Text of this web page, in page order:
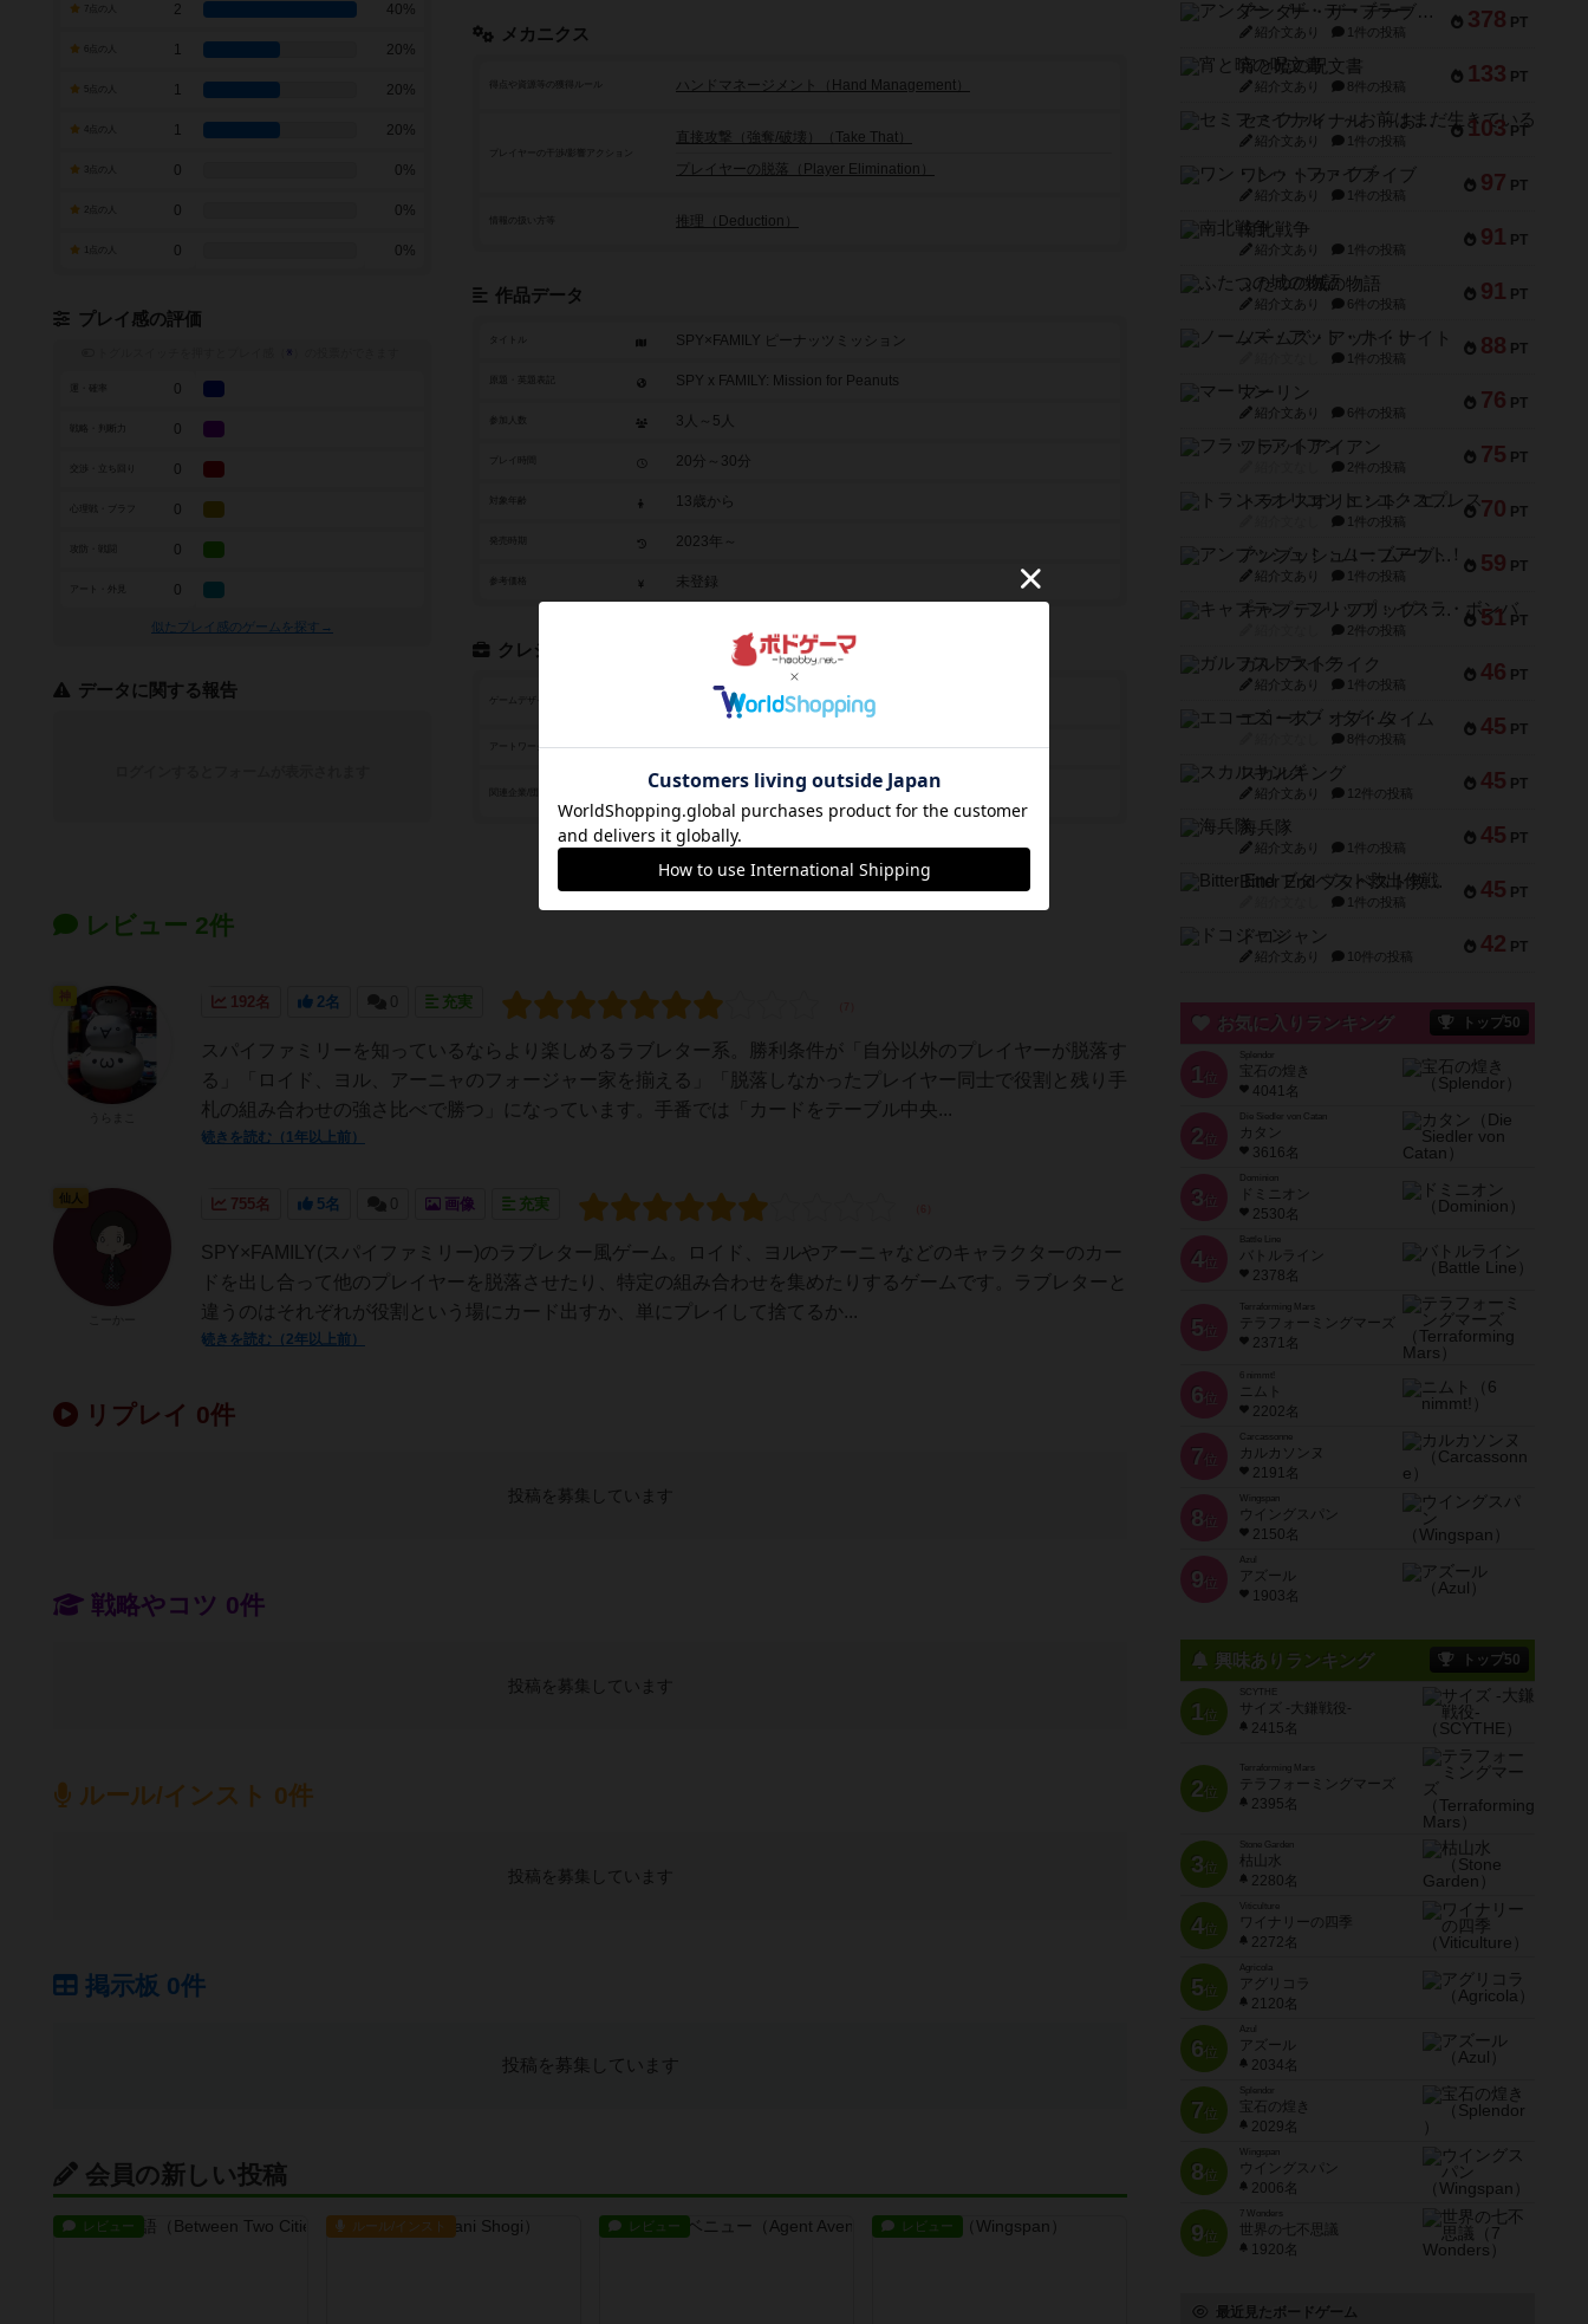
メカニクス
ハンドマネージメント（Hand Management）
プレイヤーの干渉/影響アクション
直接攻撃（強奪/破壊）（Take That）
プレイヤーの脱落（Player Elimination）
推理（Deduction）
作品データ
タイトル SPY×FAMILY ピーナッツミッション
SPY x FAMILY: Mission for Peanuts
参加人数 3人～5人
20分～30分
13歳から
2023年～
参考価格 未登録
クレジット
ゲームデザイン アンソニー・ソープ（Anthony Thorp）
アートワーク 未登録
ケス・コーポレーション（Kess Co.）
7点の人 2 40%
1 20%
1 20%
1 20%
0 0%
0 0%
0 0%
プレイ感の評価
※
0
戦略・判断力 0
0
0
0
アート・外見 0
似たプレイ感のゲームを探す→
データに関する報告
レビュー 2件
192名 2名 0 充実
スパイファミリーを知っているならより楽しめるラブレター系。勝利条件が「自分以外のプレイヤーが脱落す
る」「ロイド、ヨル、アーニャのフォージャー家を揃える」「脱落しなかったプレイヤー同士で役割と残り手
札の組み合わせの強さ比べで勝つ」になっています。手番では「カードをテーブル中央...
続きを読む（1年以上前）
755名 5名 0 画像 充実
SPY×FAMILY(スパイファミリー)のラブレター風ゲーム。ロイド、ヨルやアーニャなどのキャラクターのカー
ドを出し合って他のプレイヤーを脱落させたり、特定の組み合わせを集めたりするゲームです。ラブレターと
違うのはそれぞれが役割という場にカード出すか、単にプレイして捨てるか...
続きを読む（2年以上前）
仙人
リプレイ 0件
投稿を募集しています
戦略やコツ 0件
投稿を募集しています
ルール/インスト 0件
投稿を募集しています
掲示板 0件
投稿を募集しています
会員の新しい投稿
レビュー ルール/インスト レビュー レビュー
378 PT
アンダー・ザ・テーブラー
紹介文あり 1件の投稿
133 PT
宵と暁の呪文書
紹介文あり 8件の投稿
103 PT
セミファイナル ～お前はまだ生きている～
紹介文あり 1件の投稿
97 PT
ワン・トゥ・ファイブ
紹介文あり 1件の投稿
91 PT
南北戦争
紹介文あり 1件の投稿
91 PT
ふたつの城の物語
紹介文あり 6件の投稿
88 PT
ノームズ・アット・ナイト
1件の投稿
76 PT
マーリン
紹介文あり 6件の投稿
75 PT
フラットアイアン
2件の投稿
70 PT
トランスオリエント・エクスプレス
1件の投稿
59 PT
アンブッシュ！：ムーブアウト！
紹介文あり 1件の投稿
51 PT
キャプテン・フリップ：イスラ・ボンバ
2件の投稿
46 PT
ガルフストライク
紹介文あり 1件の投稿
45 PT
エコーズ・オブ・タイム
8件の投稿
45 PT
スカルキング
紹介文あり 12件の投稿
45 PT
海兵隊
紹介文あり 1件の投稿
45 PT
Bitter End ブタペスト救出作戦
1件の投稿
42 PT
ドコジャン
紹介文あり 10件の投稿
お気に入りランキング トップ50
1 位
宝石の煌き
4041名
2 位
Die Siedler von Catan
カタン
3616名
3 位
ドミニオン
2530名
4位
Battle Line
バトルライン
2378名
5 位
Terraforming Mars
テラフォーミングマーズ
2371名
6 位
ニムト
2202名
7 位
Carcassonne
カルカソンヌ
2191名
8 位
Wingspan
ウイングスパン
2150名
9 位
Azul
アズール
1903名
興味ありランキング トップ50
1位
SCYTHE
サイズ -大鎌戦役-
2415名
2位
Terraforming Mars
テラフォーミングマーズ
2395名
3位
Stone Garden
枯山水
2280名
4位
Viticulture
ワイナリーの四季
2272名
5位
Agricola
アグリコラ
2120名
6位
Azul
アズール
2034名
7位
宝石の煌き
2029名
8位
Wingspan
ウイングスパン
2006名
9位
7 Wonders
世界の七不思議
1920名
最近見たボードゲーム